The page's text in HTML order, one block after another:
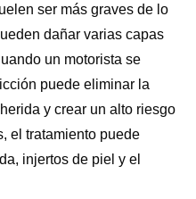
ser más graves de lo
dañar varias capas
un motorista se
puede eliminar la
y crear un alto riesgo
el tratamiento puede
injertos de piel y el